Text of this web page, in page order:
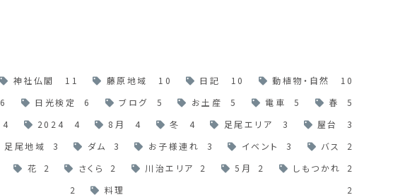
神社仏閣 11 藤原地域 10 日記 10 動植物・自然
10
6 日光検定 6 ブログ 5 お土産 5 電車 5 春
5
4 2024 4 8月 4 冬 4 足尾エリア 3 屋台
3
足尾地域 3 ダム 3 お子様連れ 3 イベント 3 バス
2
花 2 さくら 2 川治エリア 2 5月 2 しもつかれ
2
2 料理 2